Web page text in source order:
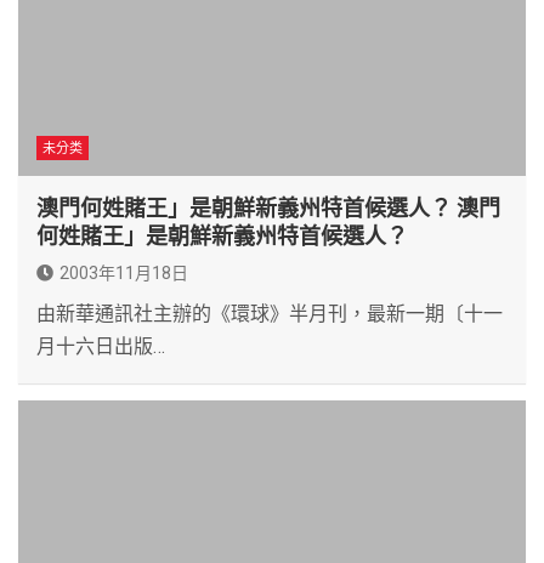
未分类
澳門何姓賭王」是朝鮮新義州特首候選人？ 澳門
何姓賭王」是朝鮮新義州特首候選人？
2003年11月18日
由新華通訊社主辦的《環球》半月刊，最新一期〔十一
月十六日出版…